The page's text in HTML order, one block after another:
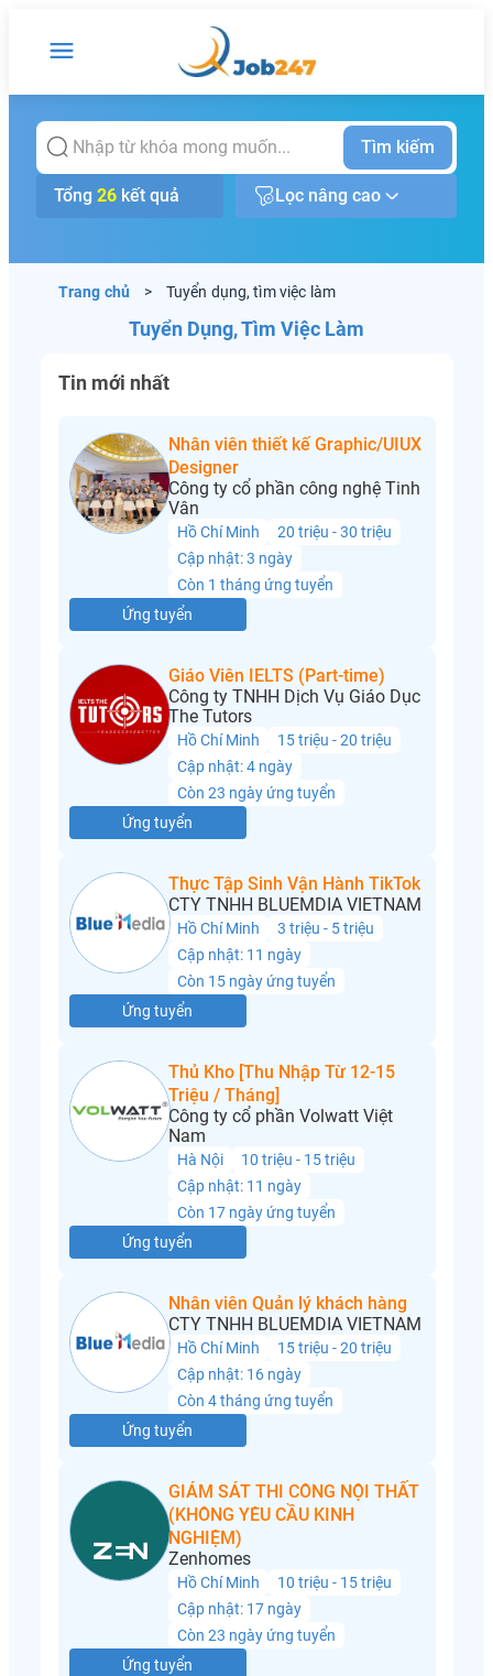
Tìm kiếm
Tổng 26 kết quả Lọc nâng cao
Trang chủ > Tuyển dụng, tìm việc làm
Tuyển Dụng, Tìm Việc Làm
Tin mới nhất
Nhân viên thiết kế Graphic/UIUX
Designer
Công ty cổ phần công nghệ Tinh
Vân
Hồ Chí Minh
20 triệu - 30 triệu
Cập nhật: 3 ngày
Còn 1 tháng ứng tuyển
Ứng tuyển
Giáo Viên IELTS (Part-time)
Công ty TNHH Dịch Vụ Giáo Dục
The Tutors
Hồ Chí Minh
15 triệu - 20 triệu
Cập nhật: 4 ngày
Còn 23 ngày ứng tuyển
Ứng tuyển
Thực Tập Sinh Vận Hành TikTok
CTY TNHH BLUEMDIA VIETNAM
Hồ Chí Minh
3 triệu - 5 triệu
Cập nhật: 11 ngày
Còn 15 ngày ứng tuyển
Ứng tuyển
Thủ Kho [Thu Nhập Từ 12-15
Triệu / Tháng]
Công ty cổ phần Volwatt Việt
Nam
Hà Nội
10 triệu - 15 triệu
Cập nhật: 11 ngày
Còn 17 ngày ứng tuyển
Ứng tuyển
Nhân viên Quản lý khách hàng
CTY TNHH BLUEMDIA VIETNAM
Hồ Chí Minh
15 triệu - 20 triệu
Cập nhật: 16 ngày
Còn 4 tháng ứng tuyển
Ứng tuyển
GIÁM SÁT THI CÔNG NỘI THẤT
(KHÔNG YÊU CẦU KINH
NGHIỆM)
Zenhomes
Hồ Chí Minh
10 triệu - 15 triệu
Cập nhật: 17 ngày
Còn 23 ngày ứng tuyển
Ứng tuyển